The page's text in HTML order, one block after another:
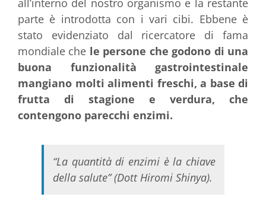
parte è introdotta con i vari cibi. Ebbene è
stato evidenziato dal ricercatore di fama
mondiale che le persone che godono di una
buona funzionalità gastrointestinale
mangiano molti alimenti freschi, a base di
frutta di stagione e verdura, che
contengono parecchi enzimi.
“La quantità di enzimi è la chiave
della salute” (Dott Hiromi Shinya).